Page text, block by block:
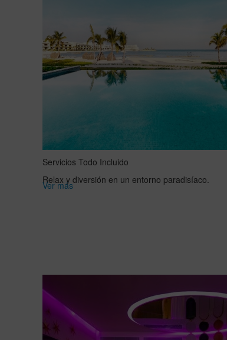
Servicios Todo Incluido
Relax y diversión en un entorno paradisíaco.
Ver más